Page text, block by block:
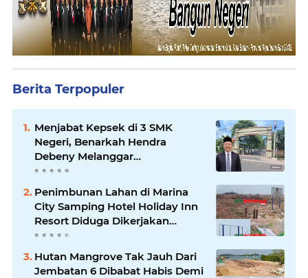
Berita Terpopuler
Menjabat Kepsek di 3 SMK
Negeri, Benarkah Hendra
Debeny Melanggar
Permendikdasmen
Penimbunan Lahan di Marina
City Samping Hotel Holiday Inn
Resort Diduga Dikerjakan
Secara Ilegal
Hutan Mangrove Tak Jauh Dari
Jembatan 6 Dibabat Habis Demi